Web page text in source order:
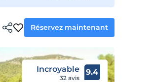
Réservez maintenant
Incroyable
32 avis
9.4